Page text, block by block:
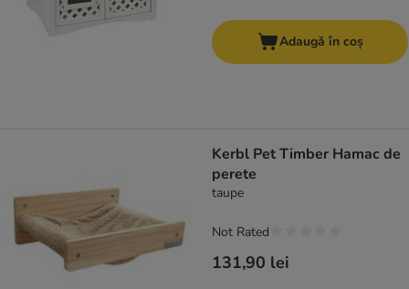
Adaugă în coș
Kerbl Pet Timber Hamac de
perete
taupe
131,90 lei
Not Rated